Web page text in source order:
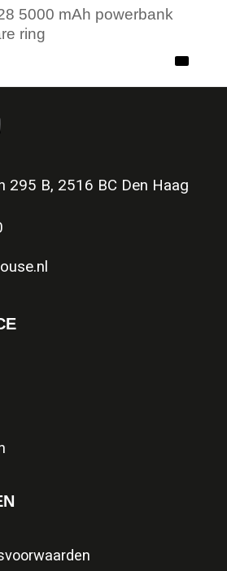
5000 mAh powerbank
ring
25
295 B, 2516 BC Den Haag